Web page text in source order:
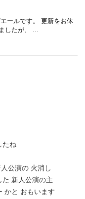
ールです。 更新をお休
したが、 ...
たね
公演の 火消し
新人公演の主
かと おもいます